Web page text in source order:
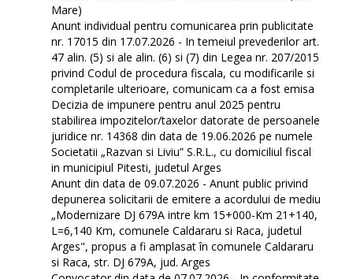
Mare)
Anunt individual pentru comunicarea prin publicitate
nr. 17015 din 17.07.2026 - In temeiul prevederilor art.
47 alin. (5) si ale alin. (6) si (7) din Legea nr. 207/2015
privind Codul de procedura fiscala, cu modificarile si
completarile ulterioare, comunicam ca a fost emisa
Decizia de impunere pentru anul 2025 pentru
stabilirea impozitelor/taxelor datorate de persoanele
juridice nr. 14368 din data de 19.06.2026 pe numele
Societatii „Razvan si Liviu” S.R.L., cu domiciliul fiscal
in municipiul Pitesti, judetul Arges
Anunt din data de 09.07.2026 - Anunt public privind
depunerea solicitarii de emitere a acordului de mediu
„Modernizare DJ 679A intre km 15+000-Km 21+140,
L=6,140 Km, comunele Caldararu si Raca, judetul
Arges", propus a fi amplasat în comunele Caldararu
si Raca, str. DJ 679A, jud. Arges